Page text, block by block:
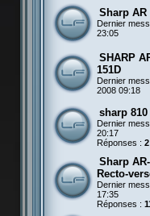
Sharp AR
Dernier
23:05
SHARP
151D
Dernier
2008 09:18
sharp 810
Dernier
20:17
Réponses : 2
Sharp
Recto-
Dernier
17:35
Réponses :